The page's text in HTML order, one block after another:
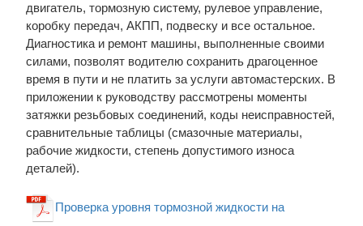
двигатель, тормозную систему, рулевое управление,
коробку передач, АКПП, подвеску и все остальное.
Диагностика и ремонт машины, выполненные своими
силами, позволят водителю сохранить драгоценное
время в пути и не платить за услуги автомастерских. В
приложении к руководству рассмотрены моменты
затяжки резьбовых соединений, коды неисправностей,
сравнительные таблицы (смазочные материалы,
рабочие жидкости, степень допустимого износа
деталей).
Проверка уровня тормозной жидкости на